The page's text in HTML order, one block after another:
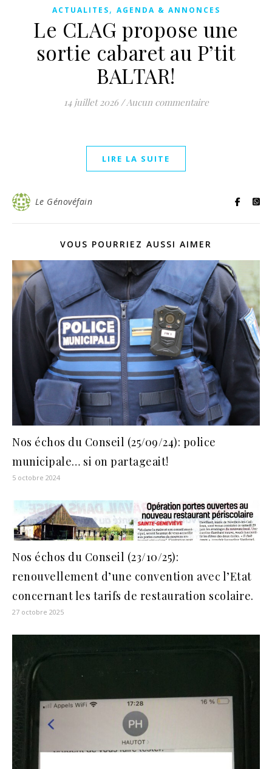
ACTUALITES, AGENDA & ANNONCES
Le CLAG propose une
sortie cabaret au P’tit
BALTAR!
14 juillet 2026 /Aucun commentaire
LIRE LA SUITE
Le Génovéfain
VOUS POURRIEZ AUSSI AIMER
Nos échos du Conseil (25/09/24): police
municipale… si on partageait!
5 octobre 2024
Nos échos du Conseil (23/10/25):
renouvellement d’une convention avec l’Etat
concernant les tarifs de restauration scolaire.
27 octobre 2025